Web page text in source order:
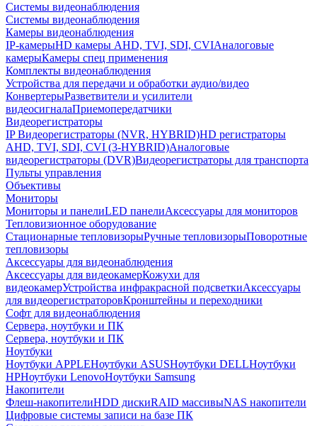
Системы видеонаблюдения
Системы видеонаблюдения
Камеры видеонаблюдения
IP-камерыHD камеры AHD, TVI, SDI, CVIАналоговые
камерыКамеры спец применения
Комплекты видеонаблюдения
Устройства для передачи и обработки аудио/видео
КонвертерыРазветвители и усилители
видеосигналаПриемопередатчики
Видеорегистраторы
IP Видеорегистраторы (NVR, HYBRID)HD регистраторы
AHD, TVI, SDI, CVI (3-HYBRID)Аналоговые
видеорегистраторы (DVR)Видеорегистраторы для транспорта
Пульты управления
Объективы
Мониторы
Мониторы и панелиLED панелиАксессуары для мониторов
Тепловизионное оборудование
Стационарные тепловизорыРучные тепловизорыПоворотные
тепловизоры
Аксессуары для видеонаблюдения
Аксессуары для видеокамерКожухи для
видеокамерУстройства инфракрасной подсветкиАксессуары
для видеорегистраторовКронштейны и переходники
Софт для видеонаблюдения
Сервера, ноутбуки и ПК
Сервера, ноутбуки и ПК
Ноутбуки
Ноутбуки APPLEНоутбуки ASUSНоутбуки DELLНоутбуки
HPНоутбуки LenovoНоутбуки Samsung
Накопители
Флеш-накопителиHDD дискиRAID массивыNAS накопители
Цифровые системы записи на базе ПК